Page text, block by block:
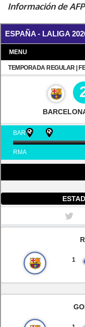
Información de AFP